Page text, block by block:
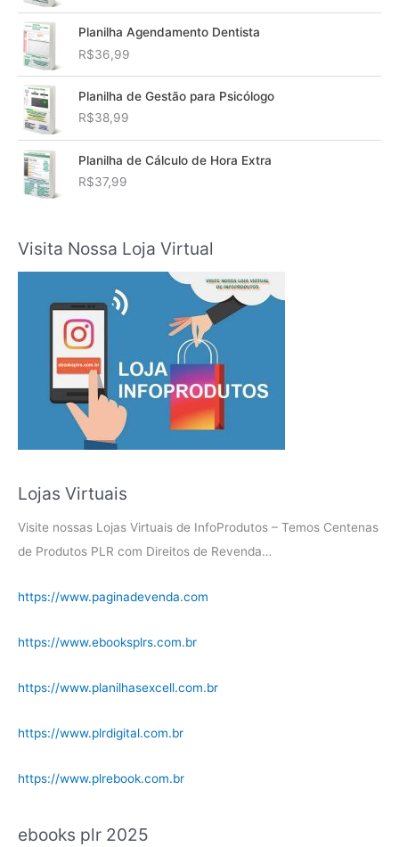
Planilha Agendamento Dentista
R$36,99
Planilha de Gestão para Psicólogo
R$38,99
Planilha de Cálculo de Hora Extra
R$37,99
Visita Nossa Loja Virtual
Lojas Virtuais
Visite nossas Lojas Virtuais de InfoProdutos – Temos Centenas
de Produtos PLR com Direitos de Revenda…
https://www.paginadevenda.com
https://www.ebooksplrs.com.br
https://www.planilhasexcell.com.br
https://www.plrdigital.com.br
https://www.plrebook.com.br
ebooks plr 2025